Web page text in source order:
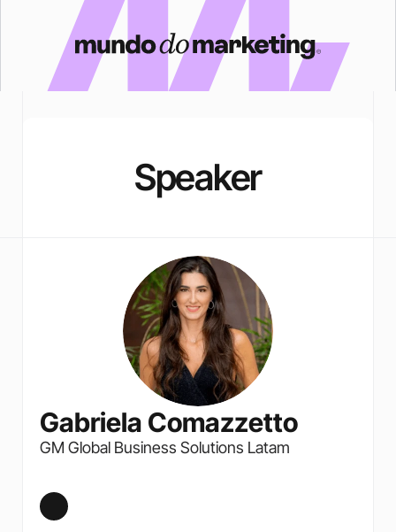
Speaker
Gabriela Comazzetto
GM Global Business Solutions Latam